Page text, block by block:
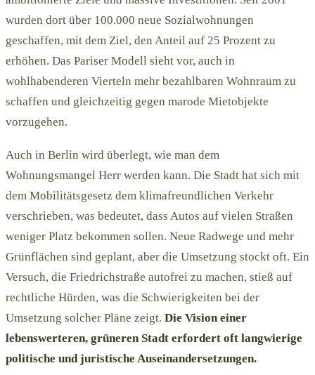
wurden dort über 100.000 neue Sozialwohnungen
geschaffen, mit dem Ziel, den Anteil auf 25 Prozent zu
erhöhen. Das Pariser Modell sieht vor, auch in
wohlhabenderen Vierteln mehr bezahlbaren Wohnraum zu
schaffen und gleichzeitig gegen marode Mietobjekte
vorzugehen.
Auch in Berlin wird überlegt, wie man dem
Wohnungsmangel Herr werden kann. Die Stadt hat sich mit
dem Mobilitätsgesetz dem klimafreundlichen Verkehr
verschrieben, was bedeutet, dass Autos auf vielen Straßen
weniger Platz bekommen sollen. Neue Radwege und mehr
Grünflächen sind geplant, aber die Umsetzung stockt oft. Ein
Versuch, die Friedrichstraße autofrei zu machen, stieß auf
rechtliche Hürden, was die Schwierigkeiten bei der
Umsetzung solcher Pläne zeigt. Die Vision einer
lebenswerteren, grüneren Stadt erfordert oft langwierige
politische und juristische Auseinandersetzungen.